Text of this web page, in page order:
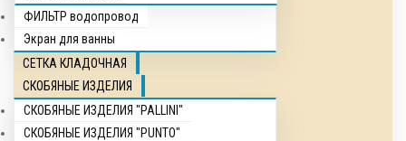
ФИЛЬТР водопровод
Экран для ванны
СЕТКА КЛАДОЧНАЯ
СКОБЯНЫЕ ИЗДЕЛИЯ
СКОБЯНЫЕ ИЗДЕЛИЯ "PALLINI"
СКОБЯНЫЕ ИЗДЕЛИЯ "PUNTO"